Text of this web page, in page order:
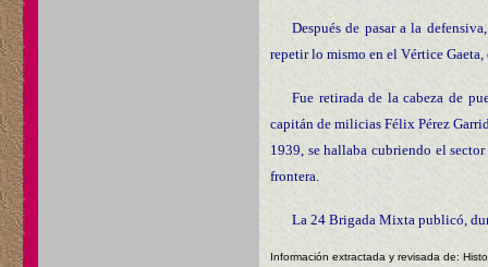
Después de pasar a la
repetir lo mismo en el Vértice
Fue retirada de la cabeza de
capitán de milicias Félix Pérez
1939, se hallaba cubriendo el
frontera.
La 24 Brigada Mixta publicó,
Información extractada y revisada de: